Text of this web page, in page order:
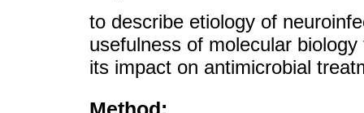
to describe etiology of
usefulness of molecular
its impact on antimicrobial